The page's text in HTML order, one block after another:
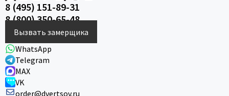
8 (495) 151-89-31
8 (800) 350-65-48
Вызвать замерщика
WhatsApp
Telegram
MAX
VK
order@dvertsov.ru